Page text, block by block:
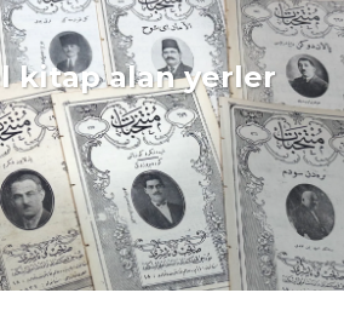
kitap alan yerler